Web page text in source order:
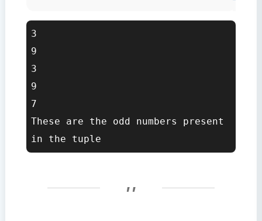
3
9
3
9
7
These are the odd numbers present